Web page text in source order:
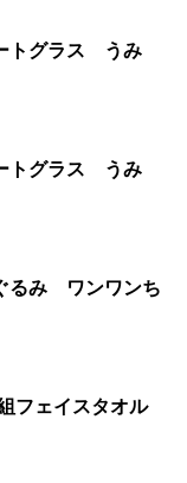
んだん フロートグラス うみ
んだん デザートグラス うみ
るみ ワンワンち
フェイスタオル